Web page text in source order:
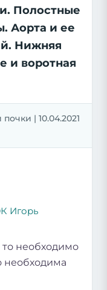
Полостные
Аорта и ее
Нижняя
и воротная
| 10.04.2021
Игорь
то необходимо
необходима